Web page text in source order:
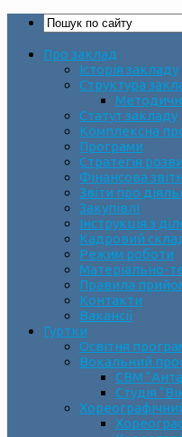
Про заклад
Історія закладу
Структура
Статут закладу
Комплексна
Програми
Стратегія
Фінансова
Звіти про
Закупівлі
Інструкція з
Кадровий
Режим роботи
Матеріально-
Правила
Контакти
Вакансії
Гуртки
Освітня
Вокальний
СВМ
Студія